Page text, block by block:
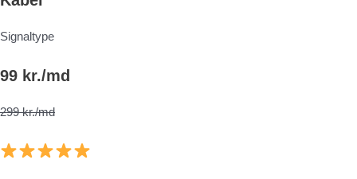
Signaltype
99 kr./md
299 kr./md